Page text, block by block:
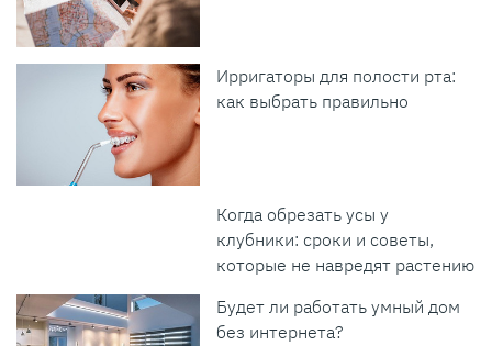
Ирригаторы для полости рта:
как выбрать правильно
Когда обрезать усы у
клубники: сроки и советы,
которые не навредят растению
Будет ли работать умный дом
без интернета?